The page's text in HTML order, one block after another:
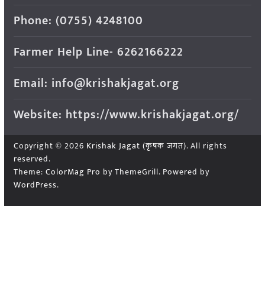
Phone: (0755) 4248100
Farmer Help Line- 6262166222
Email: info@krishakjagat.org
Website: https://www.krishakjagat.org/
Copyright © 2026 Krishak Jagat (कृषक जगत). All rights
reserved.
Theme: ColorMag Pro by ThemeGrill. Powered by
WordPress.